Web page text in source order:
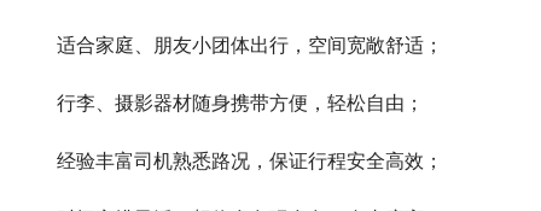
适合家庭、朋友小团体出行，空间宽敞舒适；
行李、摄影器材随身携带方便，轻松自由；
经验丰富司机熟悉路况，保证行程安全高效；